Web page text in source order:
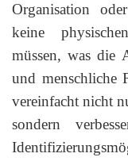
Organisation
keine
müssen, was die
und menschliche
vereinfacht nicht
sondern